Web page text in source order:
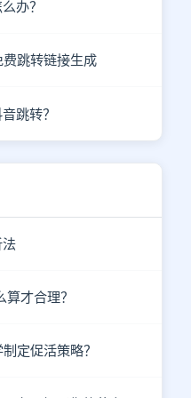
办？
跳转链接生成
跳转？
才合理？
定促活策略？